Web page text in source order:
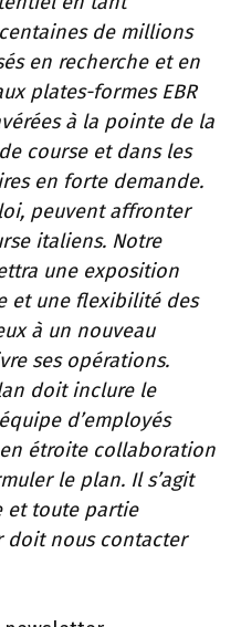
de millions
en recherche et en
plates-formes EBR
à la pointe de la
course et dans les
en forte demande.
peuvent affronter
italiens. Notre
une exposition
et une flexibilité des
à un nouveau
ses opérations.
doit inclure le
d’employés
en étroite collaboration
le plan. Il s’agit
et toute partie
doit nous contacter